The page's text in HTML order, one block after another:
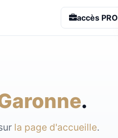
accès PRO
.
la page d'accueille.